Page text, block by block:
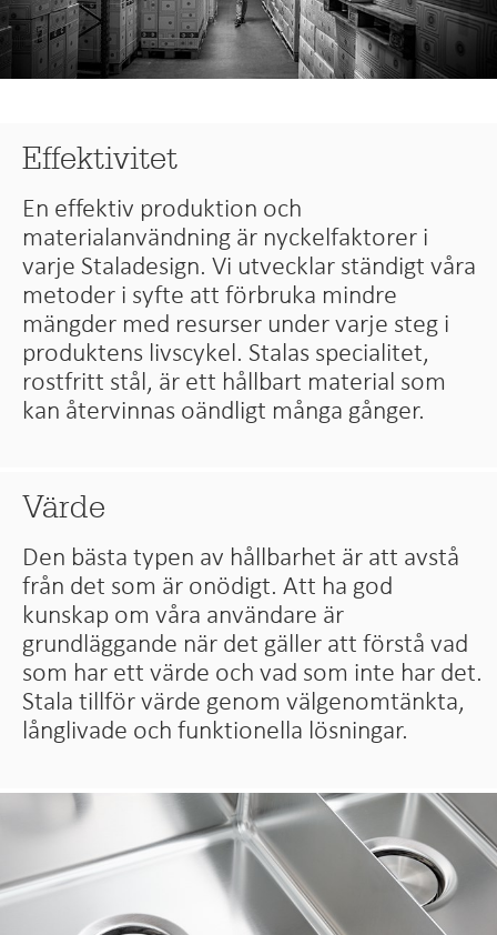
Effektivitet
En effektiv produktion och
materialanvändning är nyckelfaktorer i
varje Staladesign. Vi utvecklar ständigt våra
metoder i syfte att förbruka mindre
mängder med resurser under varje steg i
produktens livscykel. Stalas specialitet,
rostfritt stål, är ett hållbart material som
kan återvinnas oändligt många gånger.
Värde
Den bästa typen av hållbarhet är att avstå
från det som är onödigt. Att ha god
kunskap om våra användare är
grundläggande när det gäller att förstå vad
som har ett värde och vad som inte har det.
Stala tillför värde genom välgenomtänkta,
långlivade och funktionella lösningar.